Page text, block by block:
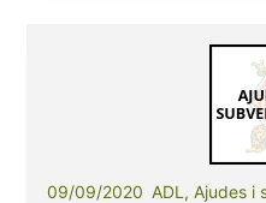
09/09/2020 ADL ,Ajudes i